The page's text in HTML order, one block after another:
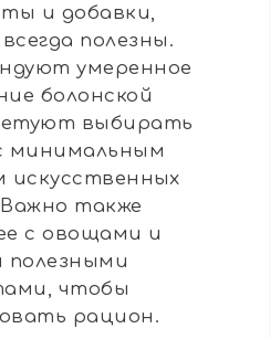
и добавки,
полезны.
умеренное
болонской
выбирать
минимальным
искусственных
также
с овощами и
полезными
чтобы
рацион.